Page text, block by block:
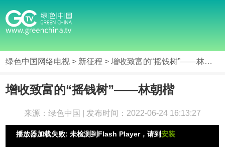
绿色中国网络电视 > 新征程 > 增收致富的“摇钱树”——林朝楷
增收致富的“摇钱树”——林朝楷
来源：绿色中国 | 发布时间：2022-06-24 16:13:27
播放器加载失败: 未检测到Flash Player，请到安装